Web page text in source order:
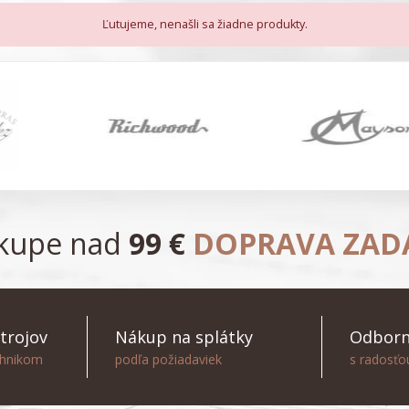
Ľutujeme, nenašli sa žiadne produkty.
nad 99 € DOPRAVA
Nákup na splátky
podľa požiadaviek s